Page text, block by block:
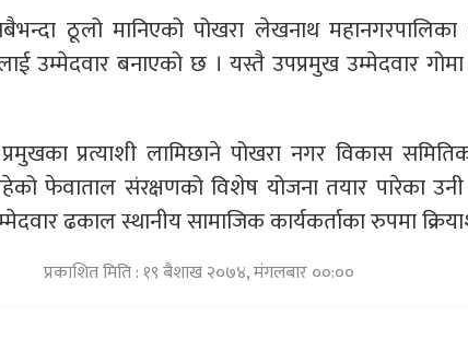
ठूलो मानिएको पोखरा लेखनाथ महानगरपालिका
उम्मेदवार बनाएको छ । यस्तै उपप्रमुख उम्मेदवार
प्रत्याशी लामिछाने पोखरा नगर विकास
फेवाताल संरक्षणको विशेष योजना तयार पारेका
ढकाल स्थानीय सामाजिक कार्यकर्ताका रुपमा
प्रकाशित मिति : १९ बैशाख २०७४, मंगलबार ००:००